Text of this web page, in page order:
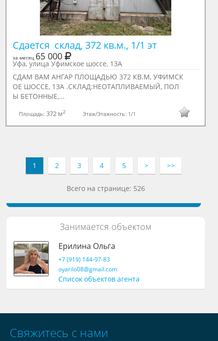
Сдается  склад, 372 кв.м., 1/1 эт
за месяц 65 000
Уфа, улица Уфимское шоссе, 13А
СДАМ ВАМ АНГАР ПЛОЩАДЬЮ 372 КВ.М, УФИМСК
ОЕ ШОССЕ, 13А .СКЛАД:НЕОТАПЛИВАЕМЫЙ, ПОЛ
Ы БЕТОННЫЕ,...
Площадь: 372 м2 Этаж/Этажность: 1/1
1 2 3 4 5 > >>
Всего на странице: 526
Занимается объектом
Ерилина Ольга
+7 (919) 144-97-83
oyarilo08@gmail.com
Список объектов агента
Свяжитесь с нами